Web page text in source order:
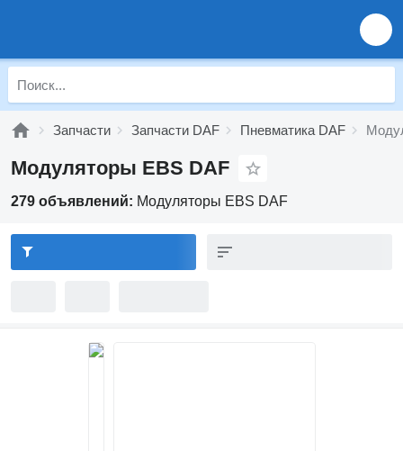
Запчасти Запчасти DAF Пневматика DAF
Модуляторы EBS DAF
279 объявлений: Модуляторы EBS DAF